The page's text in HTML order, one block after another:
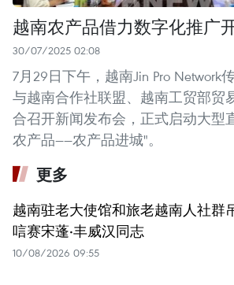
越南农产品借力数字化推广
30/07/2025 02:08
7月29日下午，越南Jin Pro Network
与越南合作社联盟、越南工贸部贸
合召开新闻发布会，正式启动大型
农产品——农产品进城"。
更多
越南驻老大使馆和旅老越南人社群
唁赛宋蓬·丰威汉同志
10/08/2026 09:55